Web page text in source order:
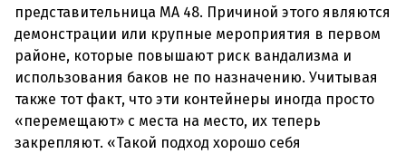
представительница MA 48. Причиной этого являются
демонстрации или крупные мероприятия в первом
районе, которые повышают риск вандализма и
использования баков не по назначению. Учитывая
также тот факт, что эти контейнеры иногда просто
«перемещают» с места на место, их теперь
закрепляют. «Такой подход хорошо себя